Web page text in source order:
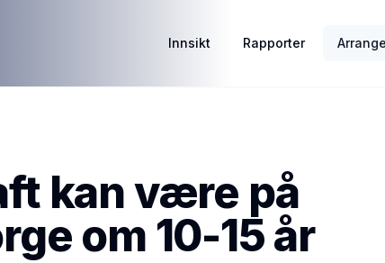
Innsikt Rapporter
kan være på
om 10-15 år